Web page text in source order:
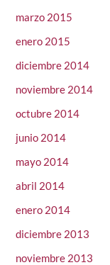
marzo 2015
enero 2015
diciembre 2014
noviembre 2014
octubre 2014
junio 2014
mayo 2014
abril 2014
enero 2014
diciembre 2013
noviembre 2013